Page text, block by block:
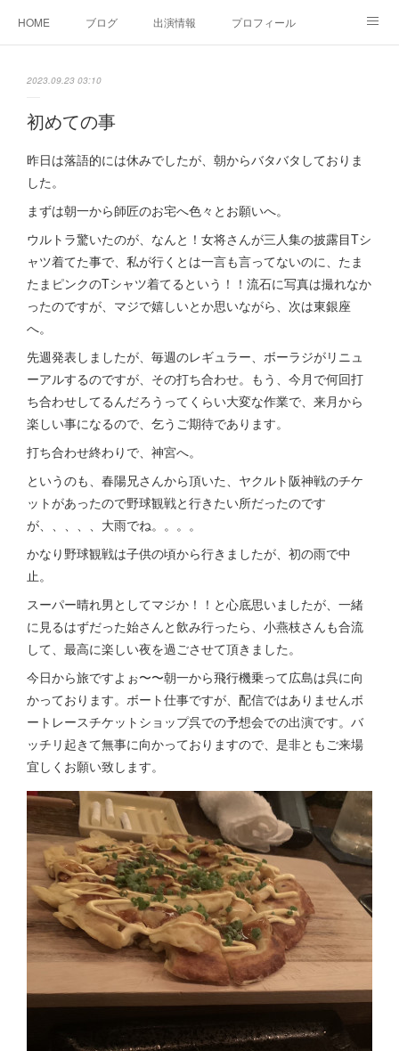
HOME ブログ 出演情報 プロフィール
2023.09.23 03:10
初めての事
昨日は落語的には休みでしたが、朝からバタバタしておりま
した。
まずは朝一から師匠のお宅へ色々とお願いへ。
ウルトラ驚いたのが、なんと！女将さんが三人集の披露目Tシ
ャツ着てた事で、私が行くとは一言も言ってないのに、たま
たまピンクのTシャツ着てるという！！流石に写真は撮れなか
ったのですが、マジで嬉しいとか思いながら、次は東銀座
へ。
先週発表しましたが、毎週のレギュラー、ボーラジがリニュ
ーアルするのですが、その打ち合わせ。もう、今月で何回打
ち合わせしてるんだろうってくらい大変な作業で、来月から
楽しい事になるので、乞うご期待であります。
打ち合わせ終わりで、神宮へ。
というのも、春陽兄さんから頂いた、ヤクルト阪神戦のチケ
ットがあったので野球観戦と行きたい所だったのです
が、、、、、大雨でね。。。。
かなり野球観戦は子供の頃から行きましたが、初の雨で中
止。
スーパー晴れ男としてマジか！！と心底思いましたが、一緒
に見るはずだった始さんと飲み行ったら、小燕枝さんも合流
して、最高に楽しい夜を過ごさせて頂きました。
今日から旅ですよぉ〜〜朝一から飛行機乗って広島は呉に向
かっております。ボート仕事ですが、配信ではありませんボ
ートレースチケットショップ呉での予想会での出演です。バ
ッチリ起きて無事に向かっておりますので、是非ともご来場
宜しくお願い致します。